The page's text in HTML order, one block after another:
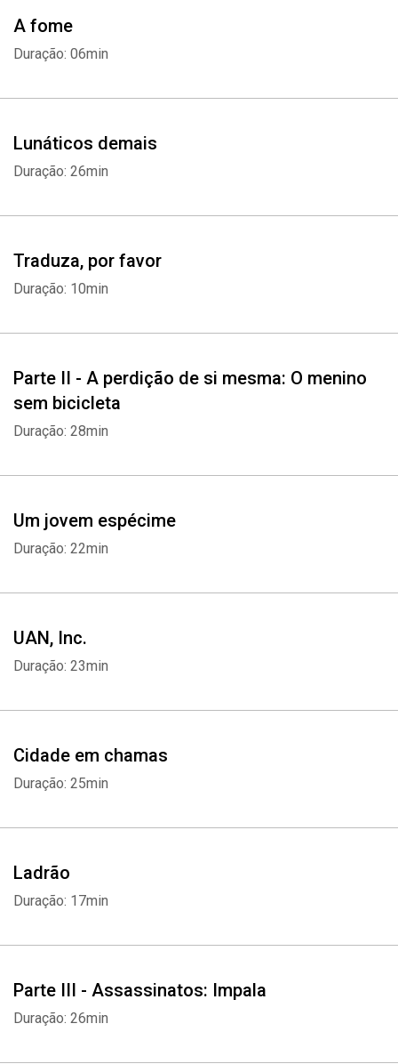
A fome
Duração: 06min
Lunáticos demais
Duração: 26min
Traduza, por favor
Duração: 10min
Parte II - A perdição de si mesma: O menino
sem bicicleta
Duração: 28min
Um jovem espécime
Duração: 22min
UAN, Inc.
Duração: 23min
Cidade em chamas
Duração: 25min
Ladrão
Duração: 17min
Parte III - Assassinatos: Impala
Duração: 26min
Whatsapp